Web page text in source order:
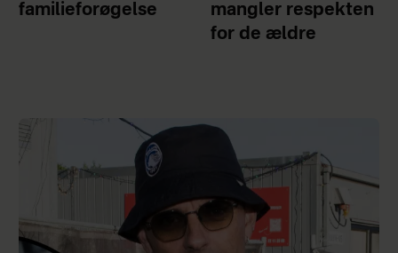
familieforøgelse
mangler respekten
for de ældre